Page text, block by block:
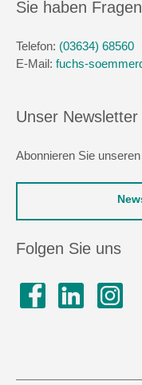
Sie haben
Telefon: (03634) 68560
E-Mail: fuchs-
Unser Newsletter
Abonnieren Sie
Folgen Sie uns